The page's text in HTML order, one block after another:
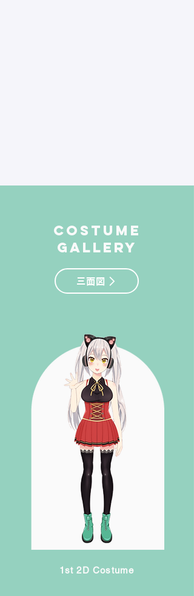
​costume
gallery
三面図
1st 2D Costume